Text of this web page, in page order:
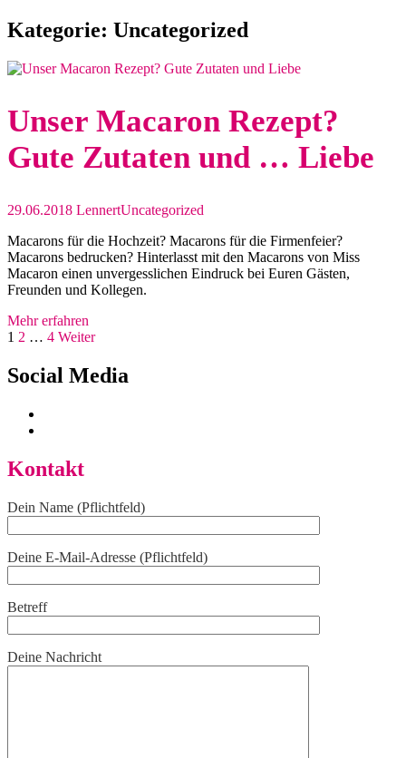
Kategorie: Uncategorized
Unser Macaron Rezept?
Gute Zutaten und … Liebe
29.06.2018 LennertUncategorized
Macarons für die Hochzeit? Macarons für die Firmenfeier?
Macarons bedrucken? Hinterlasst mit den Macarons von Miss
Macaron einen unvergesslichen Eindruck bei Euren Gästen,
Freunden und Kollegen.
Mehr erfahren
Seitennummerierung
der
Beiträge
Seite
1 Seite
2 … Seite
4 Weiter
Social Media
Kontakt
Dein Name (Pflichtfeld)
Deine E-Mail-Adresse (Pflichtfeld)
Betreff
Deine Nachricht